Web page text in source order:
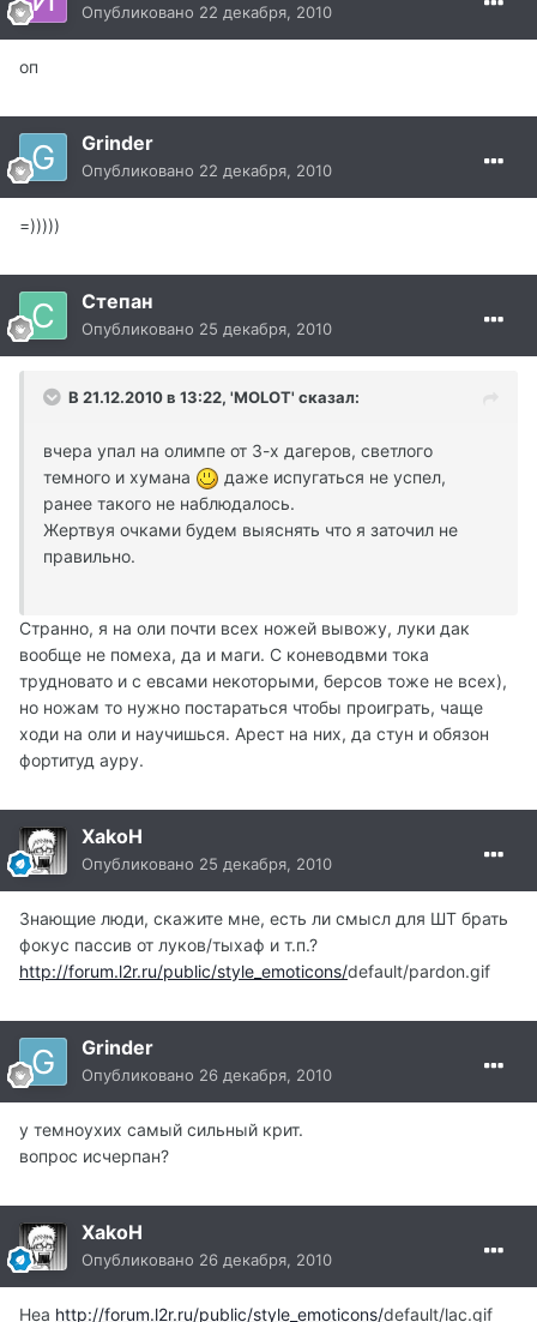
Опубликовано 22 декабря, 2010
оп
Grinder
Опубликовано 22 декабря, 2010
=)))))
Степан
Опубликовано 25 декабря, 2010
В 21.12.2010 в 13:22, 'MOLOT' сказал:
вчера упал на олимпе от 3-х дагеров, светлого
темного и хумана
даже испугаться не успел,
ранее такого не наблюдалось.
Жертвуя очками будем выяснять что я заточил не
правильно.
Странно, я на оли почти всех ножей вывожу, луки дак
вообще не помеха, да и маги. С коневодвми тока
трудновато и с евсами некоторыми, берсов тоже не всех),
но ножам то нужно постараться чтобы проиграть, чаще
ходи на оли и научишься. Арест на них, да стун и обязон
фортитуд ауру.
XakoH
Опубликовано 25 декабря, 2010
Знающие люди, скажите мне, есть ли смысл для ШТ брать
фокус пассив от луков/тыхаф и т.п.?
http://forum.l2r.ru/public/style_emoticons/default/pardon.gif
Grinder
Опубликовано 26 декабря, 2010
у темноухих самый сильный крит.
вопрос исчерпан?
XakoH
Опубликовано 26 декабря, 2010
Неа http://forum.l2r.ru/public/style_emoticons/default/lac.gif